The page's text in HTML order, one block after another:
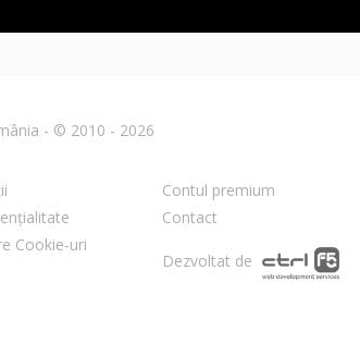
- © 2010 - 2026
Cookie-uri
Contul premium
Contact
Dezvoltat de